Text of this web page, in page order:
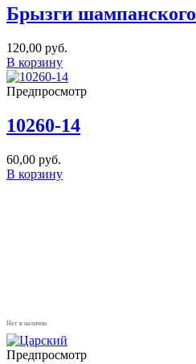
Брызги шампанского
120,00 руб.
В корзину
Предпросмотр
10260-14
60,00 руб.
В корзину
Нет в наличии
Предпросмотр